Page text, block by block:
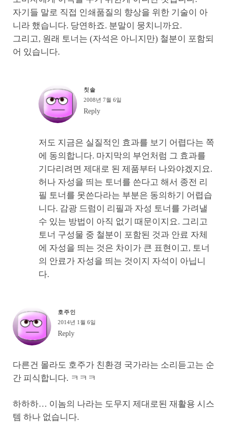
자기들 말로 직접 인쇄품질의 향상을 위한 기술이 아
니라 했습니다. 당연하죠. 분말이 뭉치니까요.
그리고, 원래 토너는 (자석은 아니지만) 철분이 포함되
어 있습니다.
칫솔
2008년 7월 6일
Reply
저도 지금은 실질적인 효과를 보기 어렵다는 쪽
에 동의합니다. 마지막의 부언처럼 그 효과를
기다리려면 제대로 된 제품부터 나와야겠지요.
허나 자성을 띄는 토너를 쓴다고 해서 종전 리
필 토너를 못쓴다라는 부분은 동의하기 어렵습
니다. 감광 드럼이 리필과 자성 토너를 가려낼
수 있는 방법이 아직 없기 때문이지요. 그리고
토너 구성물 중 철분이 포함된 것과 안료 자체
에 자성을 띄는 것은 차이가 큰 표현이고, 토너
의 안료가 자성을 띄는 것이지 자석이 아닙니
다.
호주인
2014년 1월 6일
Reply
다른건 몰라도 호주가 친환경 국가라는 소리듣고는 순
간 피식합니다. ㅋㅋㅋ
하하하… 이놈의 나라는 도무지 제대로된 재활용 시스
템 하나 없습니다.